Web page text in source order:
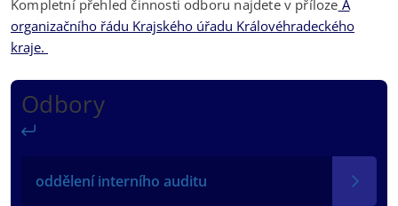
Odbory
oddělení interního auditu
Kompletní přehled činnosti odboru najdete v příloze A
organizačního řádu Krajského úřadu Královéhradeckého
kraje.